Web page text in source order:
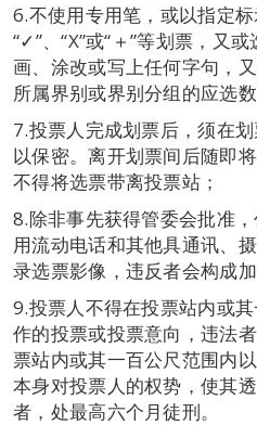
6.不使用专用笔，或以指定
“✓”、“X”或“＋”等划票，又
画、涂改或写上任何字句，
所属界别或界别分组的应选
7.投票人完成划票后，须在
以保密。离开划票间后随即
不得将选票带离投票站；
8.除非事先获得管委会批准
用流动电话和其他具通讯、
录选票影像，违反者会构成
9.投票人不得在投票站内或
作的投票或投票意向，违法
票站内或其一百公尺范围内
本身对投票人的权势，使其
者，处最高六个月徒刑。